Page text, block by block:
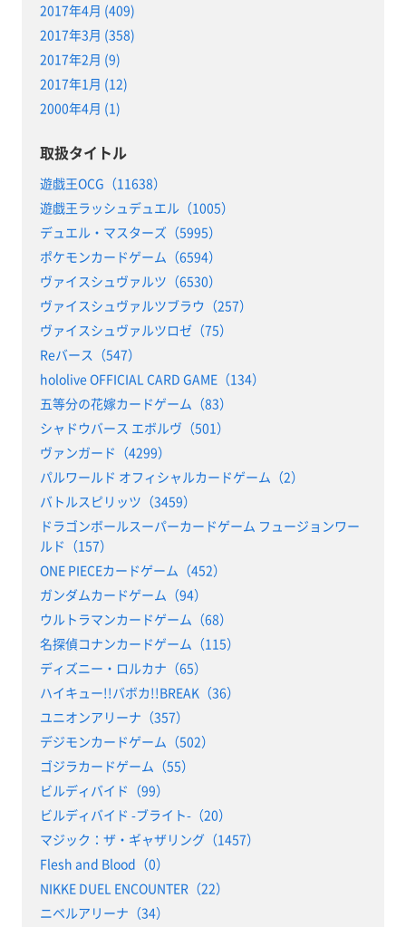
2017年4月 (409)
2017年3月 (358)
2017年2月 (9)
2017年1月 (12)
2000年4月 (1)
取扱タイトル
遊戯王OCG（11638）
遊戯王ラッシュデュエル（1005）
デュエル・マスターズ（5995）
ポケモンカードゲーム（6594）
ヴァイスシュヴァルツ（6530）
ヴァイスシュヴァルツブラウ（257）
ヴァイスシュヴァルツロゼ（75）
Reバース（547）
hololive OFFICIAL CARD GAME（134）
五等分の花嫁カードゲーム（83）
シャドウバース エボルヴ（501）
ヴァンガード（4299）
パルワールド オフィシャルカードゲーム（2）
バトルスピリッツ（3459）
ドラゴンボールスーパーカードゲーム フュージョンワー
ルド（157）
ONE PIECEカードゲーム（452）
ガンダムカードゲーム（94）
ウルトラマンカードゲーム（68）
名探偵コナンカードゲーム（115）
ディズニー・ロルカナ（65）
ハイキュー!!バボカ!!BREAK（36）
ユニオンアリーナ（357）
デジモンカードゲーム（502）
ゴジラカードゲーム（55）
ビルディバイド（99）
ビルディバイド -ブライト-（20）
マジック：ザ・ギャザリング（1457）
Flesh and Blood（0）
NIKKE DUEL ENCOUNTER（22）
ニベルアリーナ（34）